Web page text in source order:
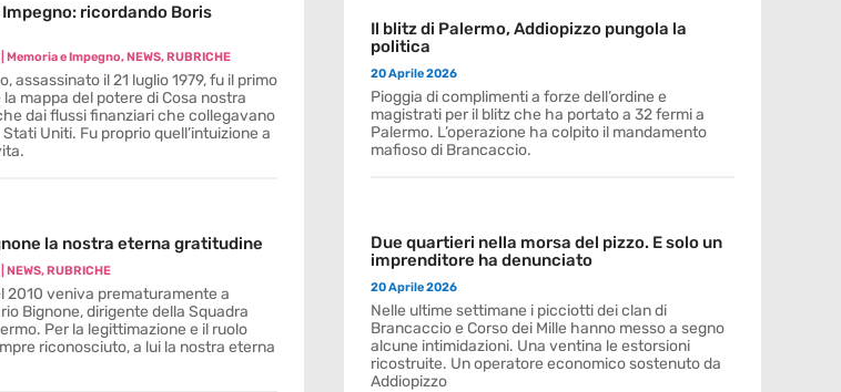
ricordando Boris
Memoria e Impegno,NEWS,RUBRICHE
assassinato il 21 luglio 1979, fu il primo
mappa del potere di Cosa nostra
dai flussi finanziari che collegavano
Uniti. Fu proprio quell’intuizione a
la nostra eterna gratitudine
NEWS,RUBRICHE
2010 veniva prematuramente a
Bignone, dirigente della Squadra
Per la legittimazione e il ruolo
riconosciuto, a lui la nostra eterna
Il blitz di Palermo, Addiopizzo pungola la
politica
20 Aprile 2026
Pioggia di complimenti a forze dell’ordine e
magistrati per il blitz che ha portato a 32 fermi a
Palermo. L’operazione ha colpito il mandamento
mafioso di Brancaccio.
Due quartieri nella morsa del pizzo. E solo un
imprenditore ha denunciato
20 Aprile 2026
Nelle ultime settimane i picciotti dei clan di
Brancaccio e Corso dei Mille hanno messo a segno
alcune intimidazioni. Una ventina le estorsioni
ricostruite. Un operatore economico sostenuto da
Addiopizzo